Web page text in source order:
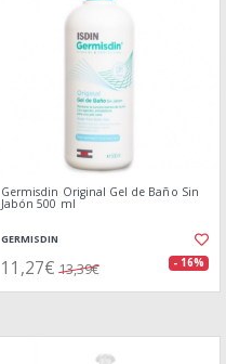
Germisdin Original Gel de Baño Sin
Jabón 500 ml
GERMISDIN
11,27€ 13,39€ - 16%